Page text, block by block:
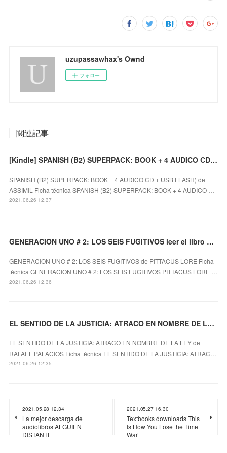
uzupassawhax's Ownd
フォロー
関連記事
[Kindle] SPANISH (B2) SUPERPACK: BOOK + 4 AUDICO CD + USB FLASH) descargar gratis
SPANISH (B2) SUPERPACK: BOOK + 4 AUDICO CD + USB FLASH) de
ASSIMIL Ficha técnica SPANISH (B2) SUPERPACK: BOOK + 4 AUDICO …
2021.06.26 12:37
GENERACION UNO # 2: LOS SEIS FUGITIVOS leer el libro pdf
GENERACION UNO # 2: LOS SEIS FUGITIVOS de PITTACUS LORE Ficha
técnica GENERACION UNO # 2: LOS SEIS FUGITIVOS PITTACUS LORE …
2021.06.26 12:36
EL SENTIDO DE LA JUSTICIA: ATRACO EN NOMBRE DE LA LEY leer pdf
EL SENTIDO DE LA JUSTICIA: ATRACO EN NOMBRE DE LA LEY de
RAFAEL PALACIOS Ficha técnica EL SENTIDO DE LA JUSTICIA: ATRAC…
2021.06.26 12:35
2021.05.28 12:34
La mejor descarga de
audiolibros ALGUIEN
DISTANTE
2021.05.27 16:30
Textbooks downloads This
Is How You Lose the Time
War